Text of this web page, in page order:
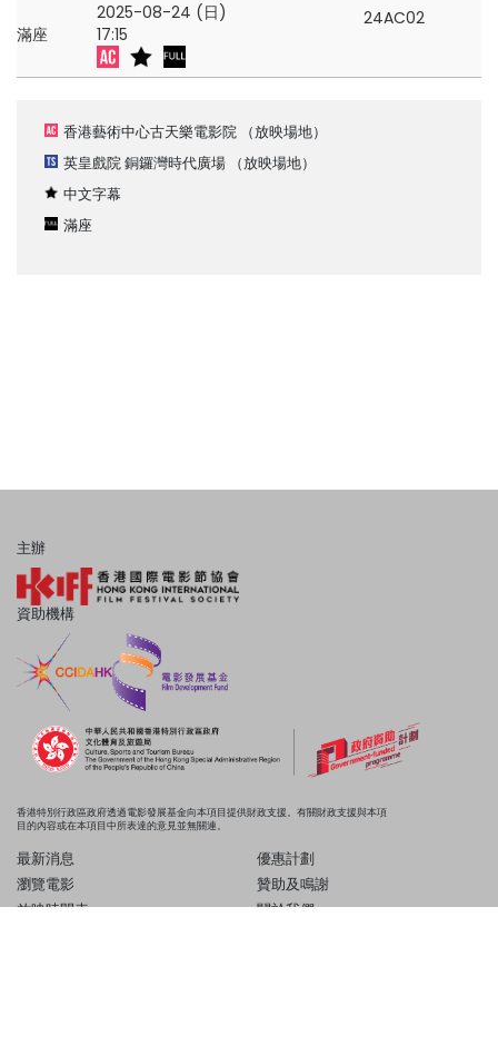
滿座
2025-08-24 (日)
17:15
24AC02
香港藝術中心古天樂電影院 （放映場地）
英皇戲院 銅鑼灣時代廣場 （放映場地）
中文字幕
滿座
主辦
資助機構
香港特別行政區政府透過電影發展基金向本項目提供財政支援。有關財政支援與本項
目的內容或在本項目中所表達的意見並無關連。
最新消息
瀏覽電影
放映時間表
優惠計劃
贊助及鳴謝
關於我們